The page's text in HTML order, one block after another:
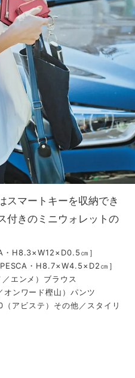
スマートキーを収納でき
付きのミニウォレットの
・H8.3×W12×D0.5㎝］
・H8.7×W4.5×D2㎝］
エンメ）ブラウス
ンワード樫山）パンツ
アビステ）その他／スタイリ